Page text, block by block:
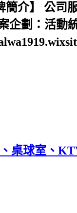
介】 公司
劃：活動
桌球室、